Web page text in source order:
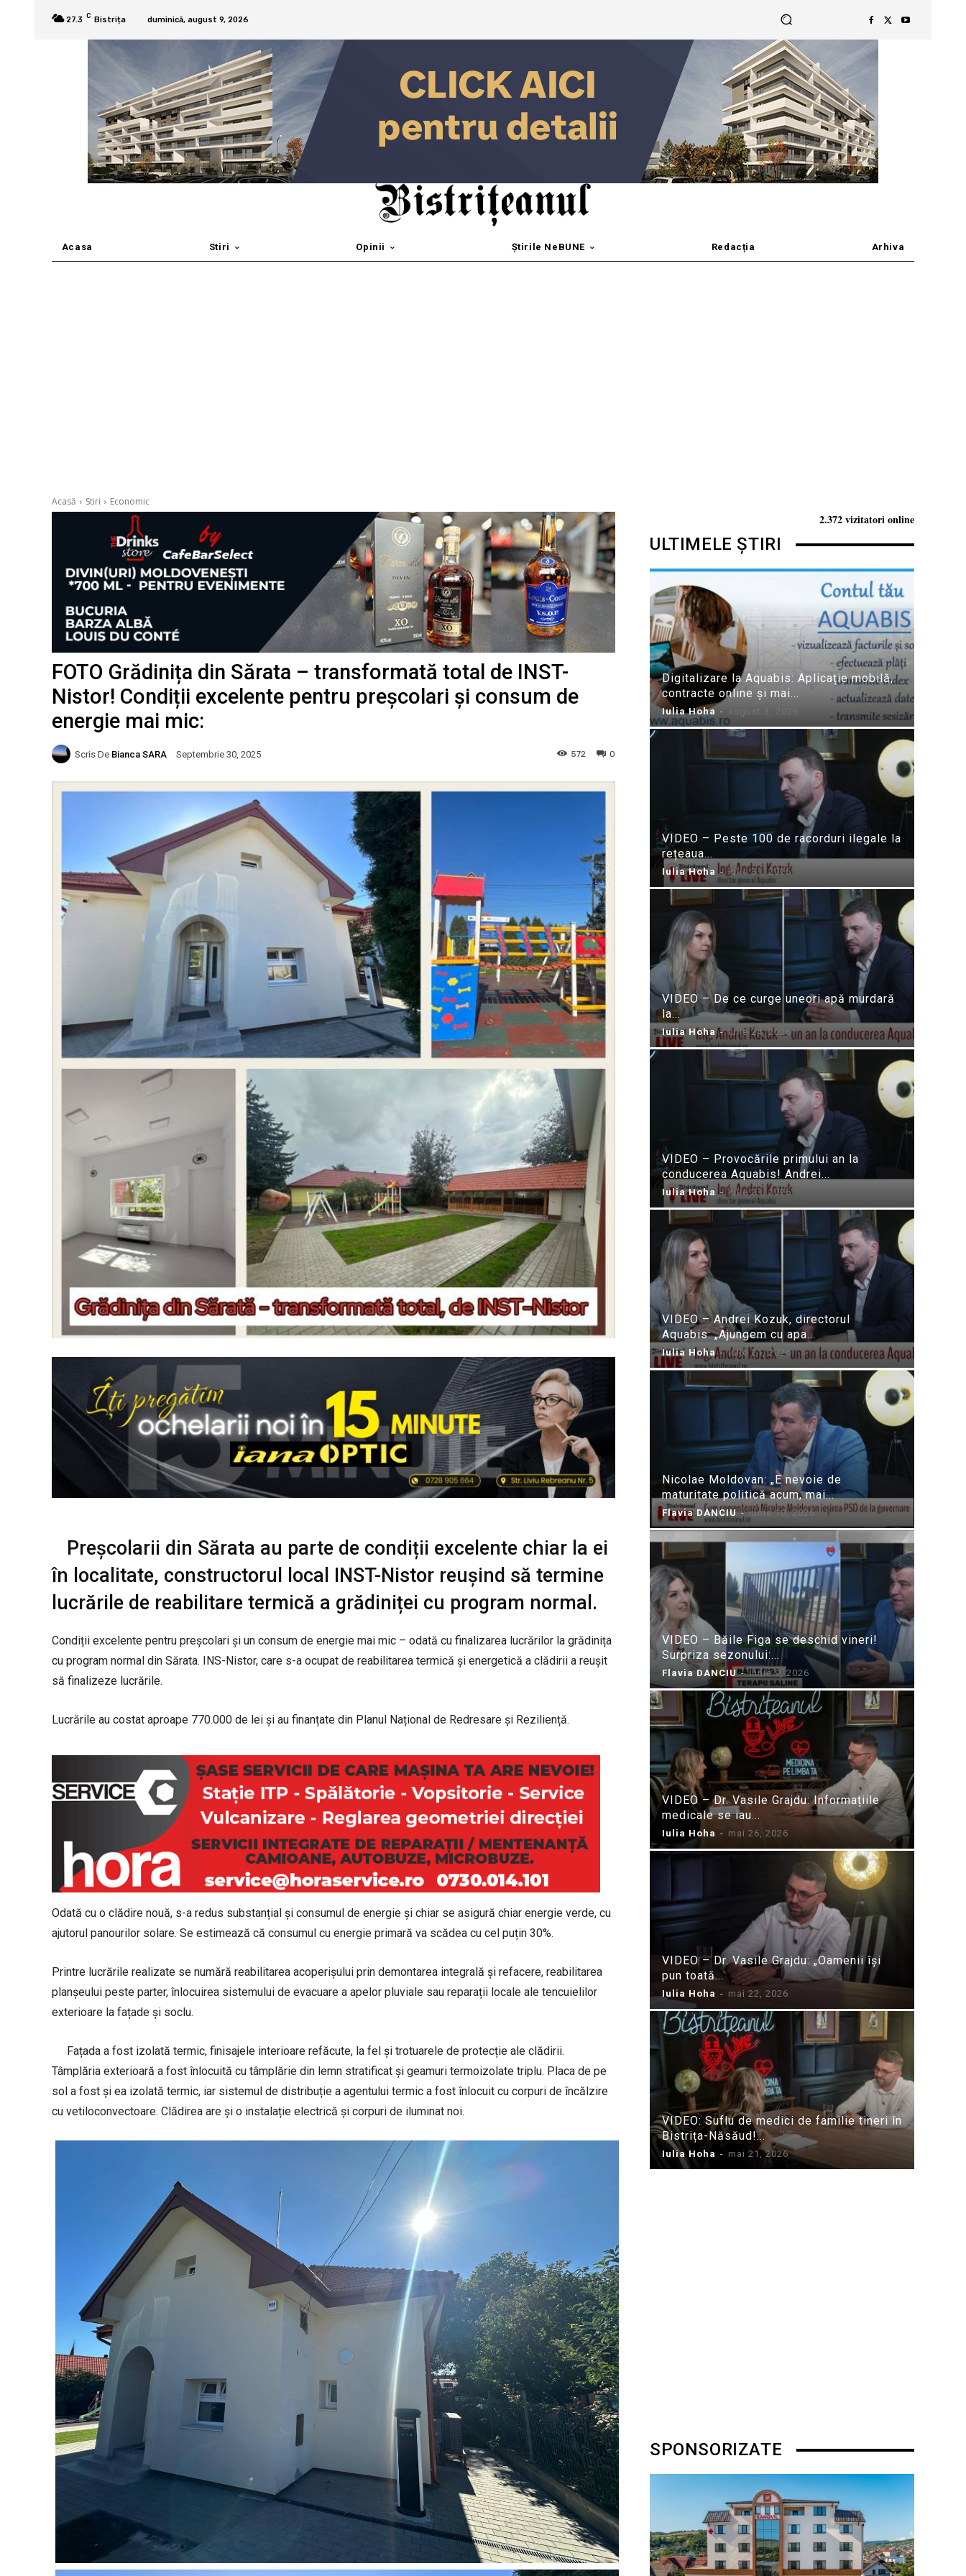
27.3 C Bistrița duminică, august 9, 2026
Acasa Stiri Opinii Știrile NeBUNE Redacția Arhiva
Acasă Stiri Economic
FOTO Grădinița din Sărata – transformată total de INST-
Nistor! Condiții excelente pentru preșcolari și consum de
energie mai mic:
Scris De Bianca SARA Septembrie 30, 2025 0
572
Preșcolarii din Sărata au parte de condiții excelente chiar la ei
în localitate, constructorul local INST-Nistor reușind să termine
lucrările de reabilitare termică a grădiniței cu program normal.
Condiții excelente pentru preșcolari și un consum de energie mai mic – odată cu finalizarea lucrărilor la grădinița
cu program normal din Sărata. INS-Nistor, care s-a ocupat de reabilitarea termică și energetică a clădirii a reușit
să finalizeze lucrările.
Lucrările au costat aproape 770.000 de lei și au finanțate din Planul Național de Redresare și Reziliență.
Odată cu o clădire nouă, s-a redus substanțial și consumul de energie și chiar se asigură chiar energie verde, cu
ajutorul panourilor solare. Se estimează că consumul cu energie primară va scădea cu cel puțin 30%.
Printre lucrările realizate se numără reabilitarea acoperișului prin demontarea integrală și refacere, reabilitarea
planșeului peste parter, înlocuirea sistemului de evacuare a apelor pluviale sau reparații locale ale tencuielilor
exterioare la fațade și soclu.
Fațada a fost izolată termic, finisajele interioare refăcute, la fel și trotuarele de protecție ale clădirii.
Tâmplăria exterioară a fost înlocuită cu tâmplărie din lemn stratificat și geamuri termoizolate triplu. Placa de pe
sol a fost și ea izolată termic, iar sistemul de distribuție a agentului termic a fost înlocuit cu corpuri de încălzire
cu vetiloconvectoare. Clădirea are și o instalație electrică și corpuri de iluminat noi.
2.372 vizitatori online
ULTIMELE ȘTIRI
Digitalizare la Aquabis: Aplicație mobilă,
contracte online și mai...
Iulia Hoha - august 3, 2026
VIDEO – Peste 100 de racorduri ilegale la
rețeaua...
Iulia Hoha - iulie 31, 2026
VIDEO – De ce curge uneori apă murdară
la...
Iulia Hoha - iulie 24, 2026
VIDEO – Provocările primului an la
conducerea Aquabis! Andrei...
Iulia Hoha - iulie 21, 2026
VIDEO – Andrei Kozuk, directorul
Aquabis: „Ajungem cu apa...
Iulia Hoha - iulie 21, 2026
Nicolae Moldovan: „E nevoie de
maturitate politică acum, mai...
Flavia DANCIU - iunie 10, 2026
VIDEO – Băile Figa se deschid vineri!
Surpriza sezonului:...
Flavia DANCIU - iunie 9, 2026
VIDEO – Dr. Vasile Grajdu: Informațiile
medicale se iau...
Iulia Hoha - mai 26, 2026
VIDEO – Dr. Vasile Grajdu: „Oamenii își
pun toată...
Iulia Hoha - mai 22, 2026
VIDEO: Suflu de medici de familie tineri în
Bistrița-Năsăud!...
Iulia Hoha - mai 21, 2026
SPONSORIZATE